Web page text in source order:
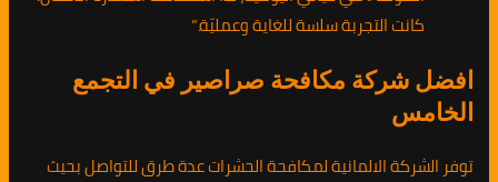
كانت التجربة سلسة للغاية وعمليّة.”
افضل شركة مكافحة صراصير في التجمع
الخامس
توفر الشركة الالمانية لمكافحة الحشرات عدة طرق للتواصل بحيث